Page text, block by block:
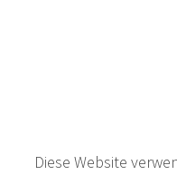
Diese Website